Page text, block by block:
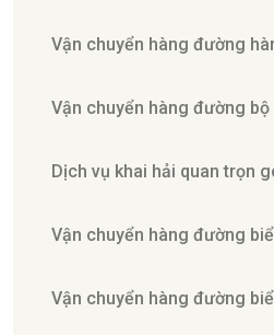
Vận chuyển hàng đường
Vận chuyển hàng đường bộ
Dịch vụ khai hải quan trọn
Vận chuyển hàng đường
Vận chuyển hàng đường